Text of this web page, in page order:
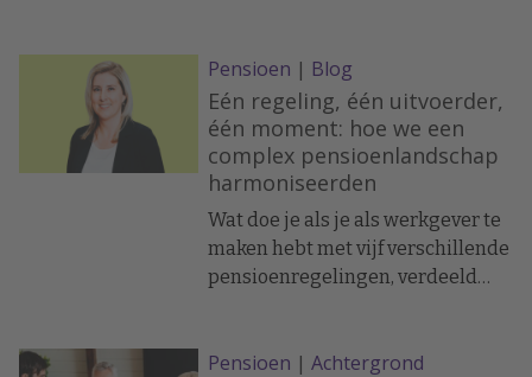
gesprek. En dat is opvallend. Want
juist pensioen heeft alles te
maken met rust,
toekomstvertrouwen en loyaliteit.
Zorg dus voor een goed
communicatieplan, afgestemd op
de levensfase en
informatiebehoefte van je
medewerkers
Pensioen | Blog
Eén regeling, één uitvoerder,
één moment: hoe we een
complex pensioenlandschap
harmoniseerden
Wat doe je als je als werkgever te
maken hebt met vijf verschillende
pensioenregelingen, verdeeld
ik een klant, een
Pensioen | Achtergrond